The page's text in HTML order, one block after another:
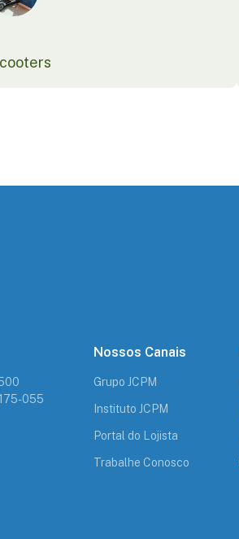
055
Nossos Canais
Grupo JCPM
Instituto JCPM
Portal do Lojista
Trabalhe Conosco